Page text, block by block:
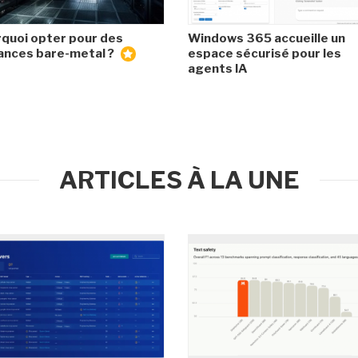
opter pour des
bare-metal ?
Windows 365 accueille un
espace sécurisé pour les
agents IA
ARTICLES À LA UNE